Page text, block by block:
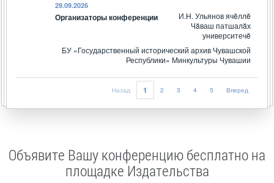
29.09.2026
Организаторы конференции
И.Н. Ульянов ячĕллĕ
Чăваш патшалăх
университечĕ
БУ «Государственный исторический архив Чувашской
Республики» Минкультуры Чувашии
Назад 1 2 3 4 5 Вперед
Объявите Вашу конференцию бесплатно на
площадке Издательства